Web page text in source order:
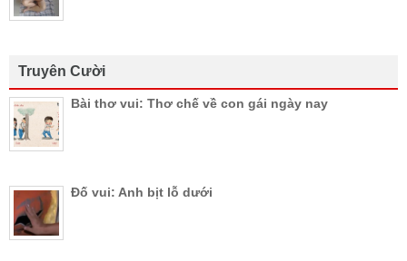
Truyên Cười
Bài thơ vui: Thơ chế về con gái ngày nay
Đố vui: Anh bịt lỗ dưới